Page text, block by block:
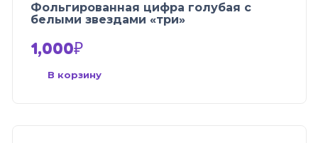
Фольгированная цифра голубая с
белыми звездами «три»
1,000₽
В корзину